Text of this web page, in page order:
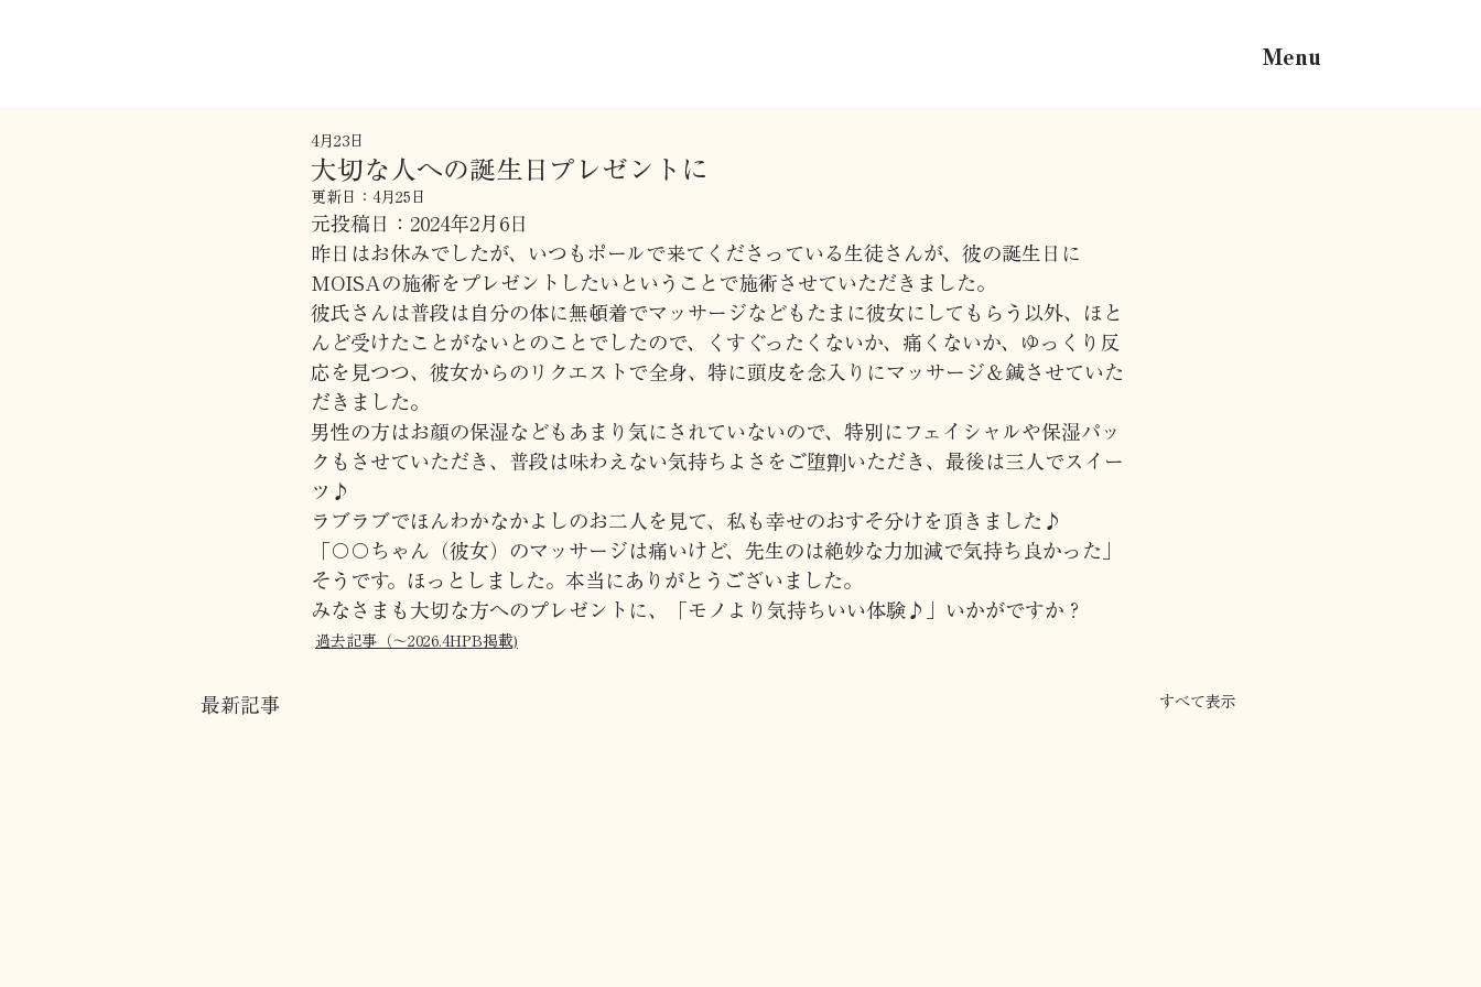
Menu
大切な人への誕生日プレゼントに
4月23日
更新日： 4月25日
元投稿日：2024年2月6日
昨日はお休みでしたが、いつもポールで来てくださっている生徒さんが、彼の誕生日に
MOISAの施術をプレゼントしたいということで施術させていただきました。
彼氏さんは普段は自分の体に無頓着でマッサージなどもたまに彼女にしてもらう以外、ほと
んど受けたことがないとのことでしたので、くすぐったくないか、痛くないか、ゆっくり反
応を見つつ、彼女からのリクエストで全身、特に頭皮を念入りにマッサージ＆鍼させていた
だきました。
男性の方はお顔の保湿などもあまり気にされていないので、特別にフェイシャルや保湿パッ
クもさせていただき、普段は味わえない気持ちよさをご堕㔍いただき、最後は三人でスイー
ツ♪
ラブラブでほんわかなかよしのお二人を見て、私も幸せのおすそ分けを頂きました♪
「〇〇ちゃん（彼女）のマッサージは痛いけど、先生のは絶妙な力加減で気持ち良かった」
そうです。ほっとしました。本当にありがとうございました。
みなさまも大切な方へのプレゼントに、「モノより気持ちいい体験♪」いかがですか？
過去記事（〜2026.4HPB掲載)
最新記事 すべて表示